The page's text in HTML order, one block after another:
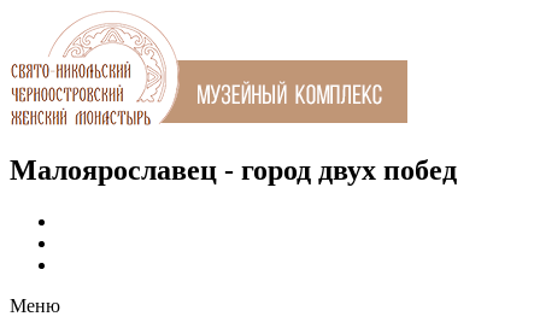
Малоярославец - город двух побед
Меню